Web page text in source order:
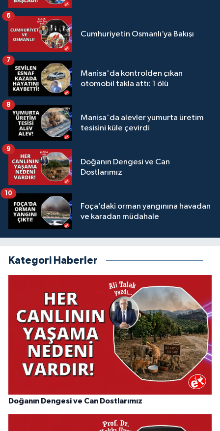
Cumhuriyetin Osmanlı’ya Bakışı
6
Manisa'da kontrolden çıkan
otomobil takla attı: 1 ölü
7
Manisa'da alevler yumurta üretim
tesisini küle çevirdi
8
Doğanın Dengesi ve Can
Dostlarımız
9
Foça’daki orman yangınına havadan
ve karadan müdahale
10
Kategori Haberler
Doğanın Dengesi ve Can Dostlarımız